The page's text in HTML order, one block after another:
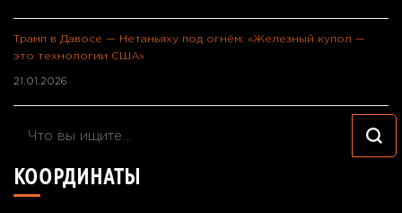
Трамп в Давосе — Нетаньяху под огнём: «Железный купол —
это технологии США»
21.01.2026
Ищите
то?
КООРДИНАТЫ